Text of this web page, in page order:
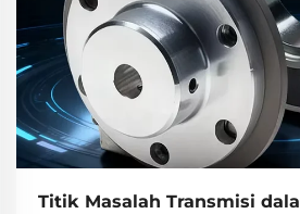
Titik Masalah Transmisi